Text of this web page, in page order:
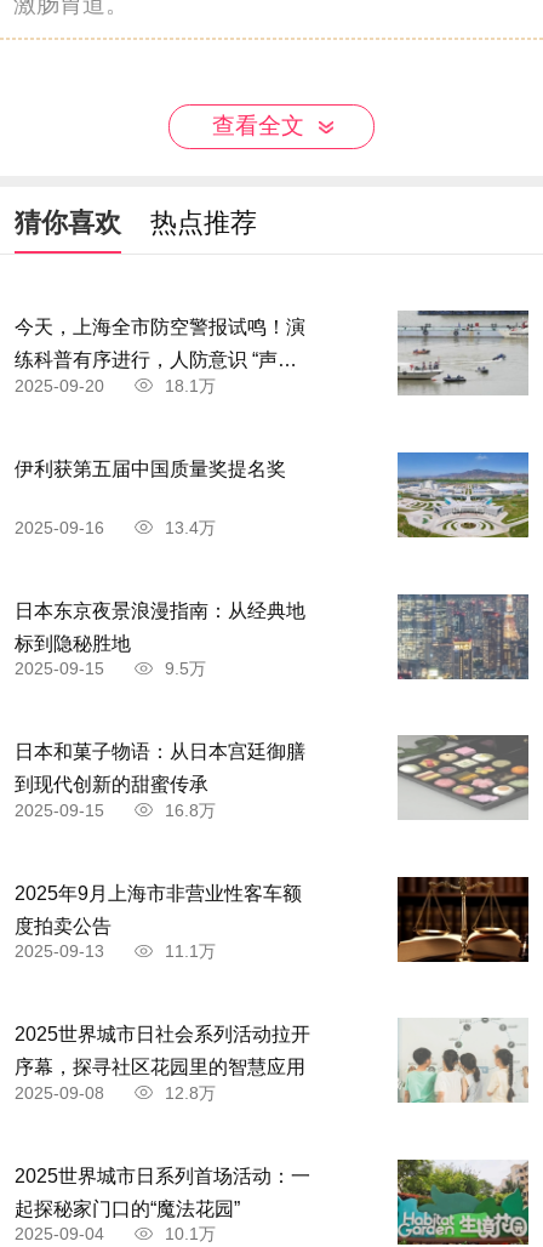
查看全文
猜你喜欢 热点推荐
今天，上海全市防空警报试鸣！演
练科普有序进行，人防意识 “声入
人心”
2025-09-20 18.1万
伊利获第五届中国质量奖提名奖
2025-09-16 13.4万
日本东京夜景浪漫指南：从经典地
标到隐秘胜地
2025-09-15 9.5万
日本和菓子物语：从日本宫廷御膳
到现代创新的甜蜜传承
2025-09-15 16.8万
2025年9月上海市非营业性客车额
度拍卖公告
2025-09-13 11.1万
2025世界城市日社会系列活动拉开
序幕，探寻社区花园里的智慧应用
2025-09-08 12.8万
2025世界城市日系列首场活动：一
起探秘家门口的“魔法花园”
2025-09-04 10.1万